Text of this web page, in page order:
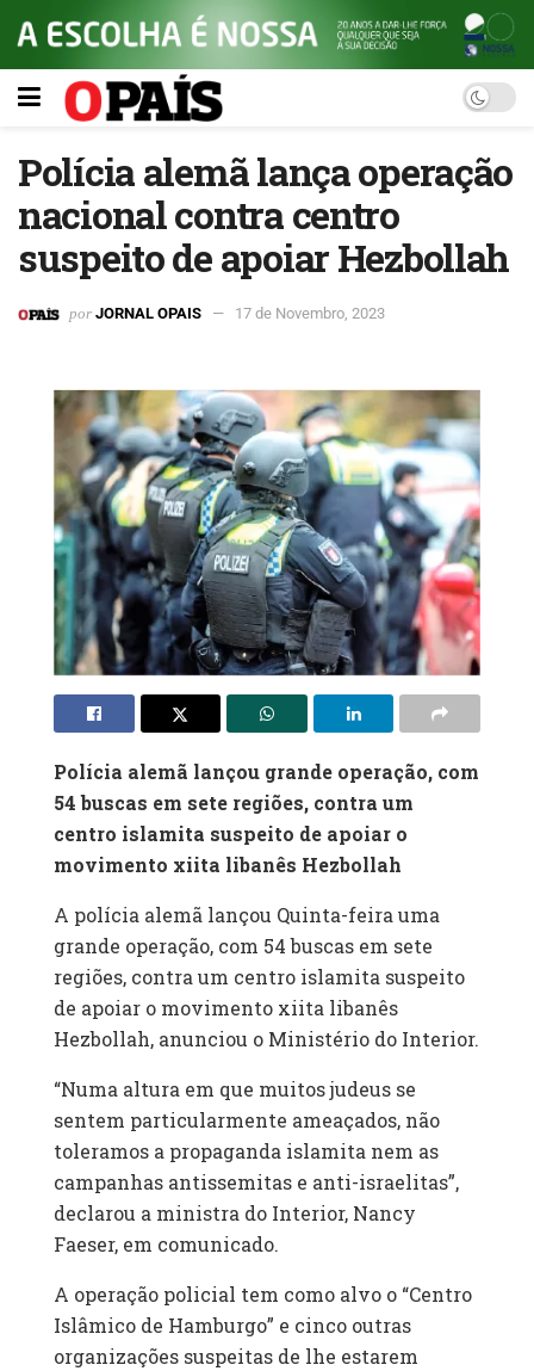
Polícia alemã lança operação
nacional contra centro
suspeito de apoiar Hezbollah
por JORNAL OPAIS 17 de Novembro, 2023
Polícia alemã lançou grande operação, com
54 buscas em sete regiões, contra um
centro islamita suspeito de apoiar o
movimento xiita libanês Hezbollah
A polícia alemã lançou Quinta-feira uma
grande operação, com 54 buscas em sete
regiões, contra um centro islamita suspeito
de apoiar o movimento xiita libanês
Hezbollah, anunciou o Ministério do Interior.
“Numa altura em que muitos judeus se
sentem particularmente ameaçados, não
toleramos a propaganda islamita nem as
campanhas antissemitas e anti-israelitas”,
declarou a ministra do Interior, Nancy
Faeser, em comunicado.
A operação policial tem como alvo o “Centro
Islâmico de Hamburgo” e cinco outras
organizações suspeitas de lhe estarem